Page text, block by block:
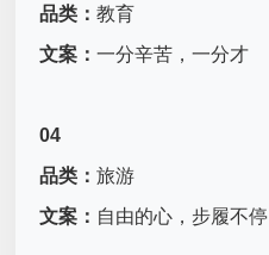
品类：教育
文案：一分辛苦，一分才
04
品类：旅游
文案： 自由的心，步履不停